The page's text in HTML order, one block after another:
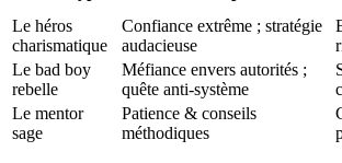
Le héros
charismatique
Confiance extrême ; stratégie
audacieuse
Le bad boy
rebelle
Méfiance envers autorités ;
quête anti‑système
Le mentor
sage
Patience & conseils
méthodiques